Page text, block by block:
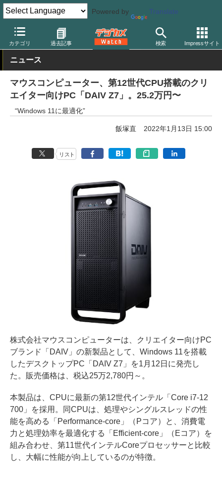
Powered by Translate
カテゴリ 過去記事 検索 Impressサイト
デジカメ Watch PC/モバイル関連 PC
ニュース
マウスコンピューター、第12世代CPU搭載のクリ
エイター向けPC「DAIV Z7」。25.2万円〜
“Windows 11に最適化”
飯塚直 2022年1月13日 15:00
リスト
株式会社マウスコンピューターは、クリエイター向けPC
ブランド「DAIV」の新製品として、Windows 11を搭載
したデスクトップPC「DAIV Z7」を1月12日に発売し
た。販売価格は、税込25万2,780円～。
本製品は、CPUに最新の第12世代インテル「Core i7-12
700」を採用。同CPUは、処理やシングルスレッドの性
能を高める「Performance-core」（Pコア）と、消費電
力と処理効率を最適化する「Efficient-core」（Eコア）を
組み合わせ、第11世代インテルCoreプロセッサーと比較
し、大幅に性能が向上しているのが特徴。